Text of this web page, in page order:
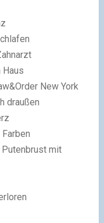
Haus
New York
draußen
Putenbrust mit